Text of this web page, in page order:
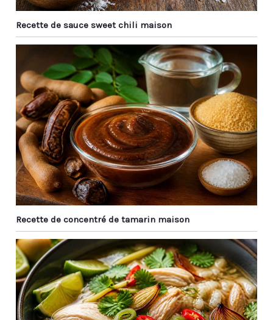
après les repas, même
laissera pas de saleté et
de taches d'huile.Idéal
pour les baguettes
réutilisables. Si vous ne
voulez pas utiliser de
baguettes jetables, vous
pouvez les emmener au
travail et les laver à l'eau
après les repas pour
garder les baguettes
propres. 【Diverses
Applications】 : Nos
baguettes réutilisables
sont indispensables
comme le ragoût de
kung pao et les
boulettes et même
certains aliments du
Moyen-Orient. Il peut
également être utilisé
pour préparer des
Recette de sauce sweet chili maison
Recette de concentré de tamarin maison